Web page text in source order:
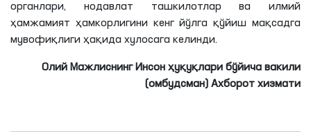
органлари, нодавлат ташкилотлар ва илмий
ҳамжамият ҳамкорлигини кенг йўлга қўйиш мақсадга
мувофиқлиги ҳақида хулосага келинди.
Олий Мажлиснинг Инсон ҳуқуқлари бўйича вакили
(омбудсман) Ахборот хизмати